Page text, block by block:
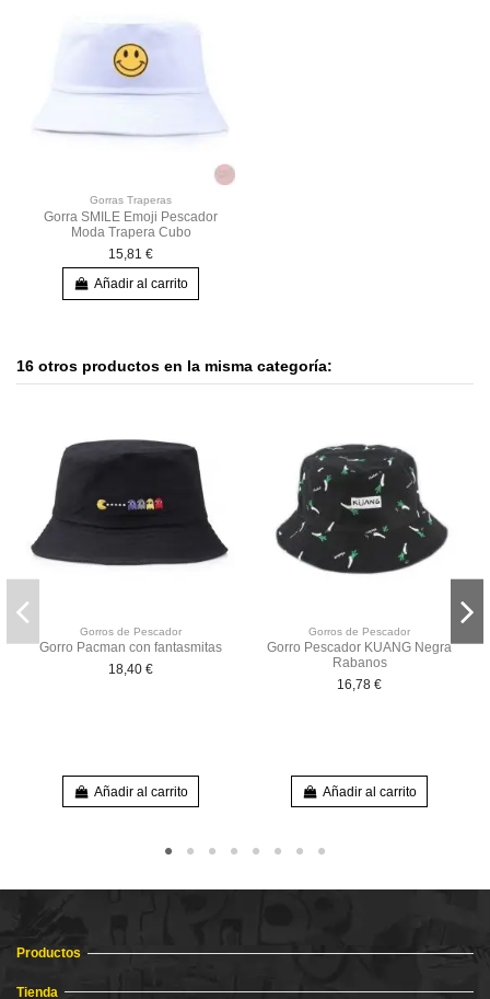
Gorras Traperas
Gorra SMILE Emoji Pescador
Moda Trapera Cubo
15,81 €
Añadir al carrito
16 otros productos en la misma categoría:
Gorros de Pescador
Gorro Pacman con fantasmitas
18,40 €
Añadir al carrito
Gorros de Pescador
Gorro Pescador KUANG Negra
Rabanos
16,78 €
Añadir al carrito
Productos
Tienda